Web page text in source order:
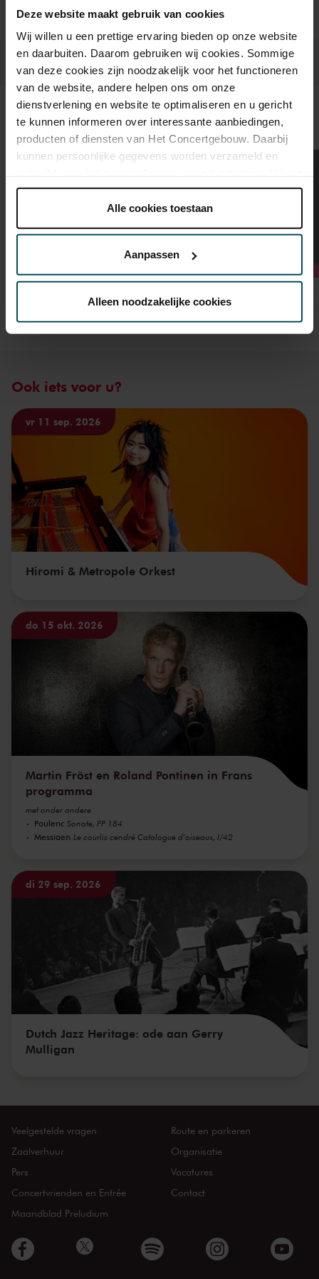
Deze website maakt gebruik van cookies
Wij willen u een prettige ervaring bieden op onze website
en daarbuiten. Daarom gebruiken wij cookies. Sommige
van deze cookies zijn noodzakelijk voor het functioneren
van de website, andere helpen ons om onze
dienstverlening en website te optimaliseren en u gericht
te kunnen informeren over interessante aanbiedingen,
producten of diensten van Het Concertgebouw. Daarbij
kunnen persoonlijke gegevens worden verzameld en
onder 'aanpassen' zelf welke cookies wij mogen
Lees onze cookieverklaring hier. Lees onze
Via decookieverklaringop onze website kunt u uw
Alle cookies toestaan
Aanpassen
Alleen noodzakelijke cookies
Beeld en geluid
Ook iets voor u?
vr 11 sep. 2026
Hiromi & Metropole Orkest
do 15 okt. 2026
Martin Fröst en Roland Pontinen in Frans
programma
met onder andere
Poulenc Sonate, FP 184
Messiaen Le courlis cendré Catalogue d'oiseaux, I/42
di 29 sep. 2026
Dutch Jazz Heritage: ode aan Gerry
Mulligan
Veelgestelde vragen
Zaalverhuur
Pers
Concertvrienden en Entrée
Maandblad Preludium
Route en parkeren
Organisatie
Vacatures
Contact